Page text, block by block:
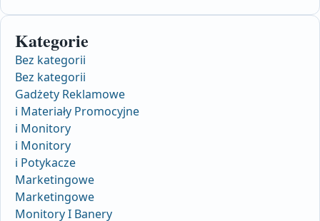
Kategorie
Bez kategorii
Bez kategorii
Gadżety Reklamowe
i Materiały Promocyjne
i Monitory
i Monitory
i Potykacze
Marketingowe
Marketingowe
Monitory I Banery